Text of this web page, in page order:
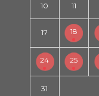
10 11
17 18
24 25
31